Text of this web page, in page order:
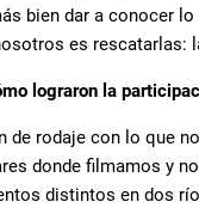
bien dar a conocer
es rescatarlas:
lograron la
de rodaje con lo que
donde filmamos y
distintos en dos